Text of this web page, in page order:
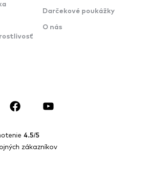
Darčekové poukážky
O nás
4.5/5
zákazníkov